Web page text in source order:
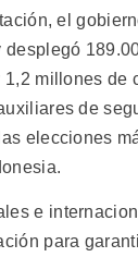
el
desplegó
1,2 millones de
de
elecciones
e
para